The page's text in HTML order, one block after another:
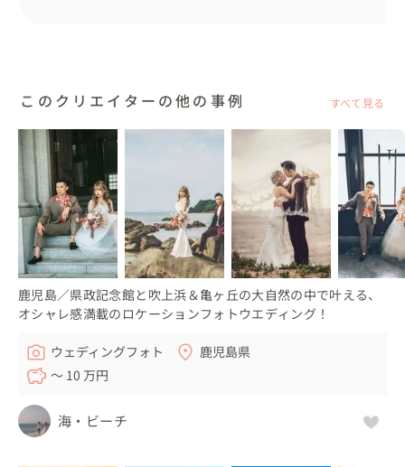
このクリエイターの他の事例 すべて見る
鹿児島／県政記念館と吹上浜＆亀ヶ丘の大自然の中で叶える、
オシャレ感満載のロケーションフォトウエディング！
ウェディングフォト
鹿児島県
〜 10 万円
海・ビーチ